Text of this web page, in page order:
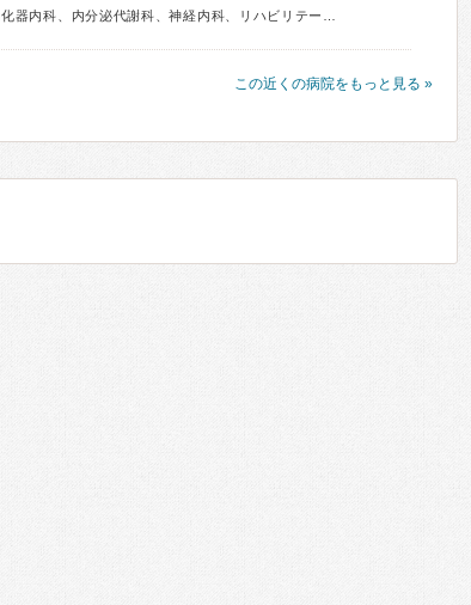
この近くの病院をもっと見る »